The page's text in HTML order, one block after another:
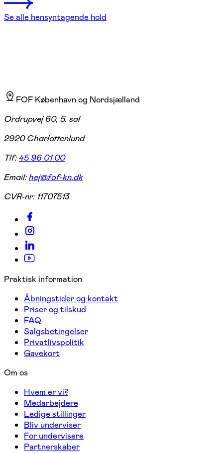
Se alle hensyntagende hold
FOF København og Nordsjælland
Ordrupvej 60, 5. sal
2920 Charlottenlund
Tlf:45 96 01 00
Email:hej@fof-kn.dk
CVR-nr: 11707513
Praktisk information
Åbningstider og kontakt
Priser og tilskud
FAQ
Salgsbetingelser
Privatlivspolitik
Gavekort
Om os
Hvem er vi?
Medarbejdere
Ledige stillinger
Bliv underviser
For undervisere
Partnerskaber